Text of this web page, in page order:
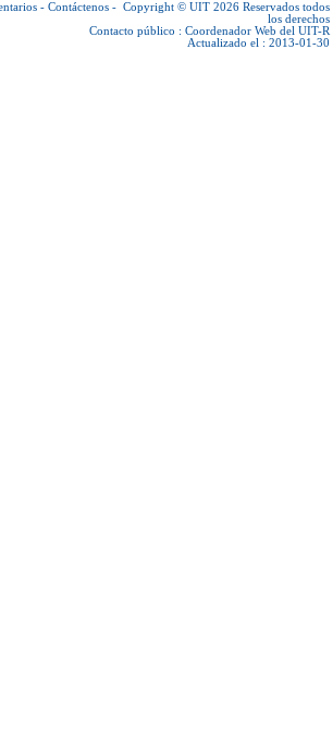
- Contáctenos - Copyright © UIT 2026 Reservados todos
los derechos
Contacto público : Coordenador Web del UIT-R
Actualizado el : 2013-01-30